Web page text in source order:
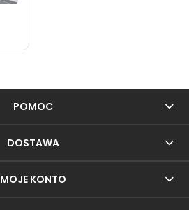
POMOC
DOSTAWA
MOJE KONTO